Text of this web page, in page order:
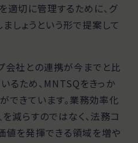
適切に管理するために、グ
しょうという形で提案して
会社との連携が今までと比
るため、MNTSQをきっか
できています。業務効率化
減らすのではなく、法務コ
値を発揮できる領域を増や